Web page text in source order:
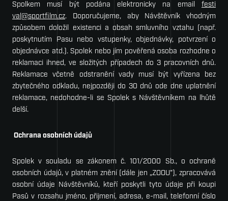
Spolkem musí být podána elektronicky na email festi­
val@sportfilm.cz. Doporučujeme, aby Návštěvník vhodným
způsobem doložil existenci a obsah smluvního vztahu (např.
poskytnutím Pasu nebo vstupenky, objednávky, potvrzení o
objednávce atd.). Spolek nebo jím pověřená osoba rozhodne o
reklamaci ihned, ve složitých případech do 3 pracovních dnů.
Reklamace včetně odstranění vady musí být vyřízena bez
zbytečného odkladu, nejpozději do 30 dnů ode dne uplatnění
reklamace, nedohodne-li se Spolek s Návštěvníkem na lhůtě
delší.
Ochrana osobních údajů
Spolek v souladu se zákonem č. 101/2000 Sb., o ochraně
osobních údajů, v platném znění (dále jen „ZOOU"), zpracovává
osobní údaje Návštěvníků, kteří poskytli tyto údaje při koupi
Pasů v rozsahu jméno, přijmení, adresa, e-mail, telefonní číslo